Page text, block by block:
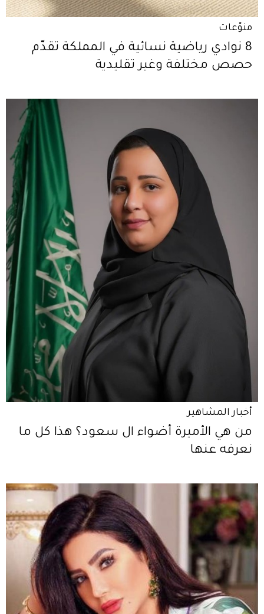
منوّعات
8 نوادي رياضية نسائية في المملكة تقدّم
حصص مختلفة وغير تقليدية
أخبار المشاهير
من هي الأميرة أضواء ال سعود؟ هذا كل ما
نعرفه عنها